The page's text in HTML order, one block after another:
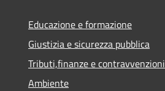
Educazione e formazione
Giustizia e sicurezza pubblica
Tributi,finanze e contravvenzioni
Ambiente